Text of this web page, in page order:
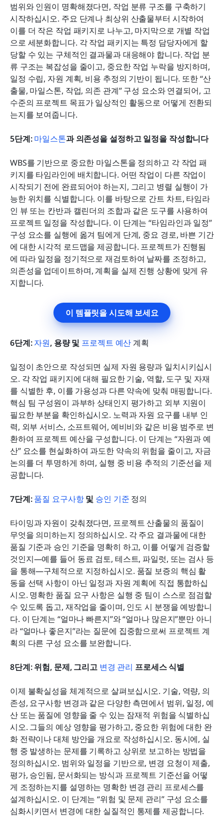
범위와 인원이 명확해졌다면, 작업 분류 구조를 구축하기
시작하십시오. 주요 단계나 최상위 산출물부터 시작하여
이를 더 작은 작업 패키지로 나누고, 마지막으로 개별 작업
으로 세분화합니다. 각 작업 패키지는 특정 담당자에게 할
당할 수 있는 구체적인 결과물과 대응해야 합니다. 작업 분
류 구조는 복잡성을 줄이고, 중요한 작업 누락을 방지하며,
일정 수립, 자원 계획, 비용 추정의 기반이 됩니다. 또한 “산
출물, 마일스톤, 작업, 의존 관계” 구성 요소와 연결되어, 고
수준의 프로젝트 목표가 일상적인 활동으로 어떻게 전환되
는지를 보여줍니다.
5단계: 마일스톤과 의존성을 설정하고 일정을 작성합니다
WBS를 기반으로 중요한 마일스톤을 정의하고 각 작업 패
키지를 타임라인에 배치합니다. 어떤 작업이 다른 작업이
시작되기 전에 완료되어야 하는지, 그리고 병렬 실행이 가
능한 위치를 식별합니다. 이를 바탕으로 간트 차트, 타임라
인 뷰 또는 칸반과 캘린더의 조합과 같은 도구를 사용하여
프로젝트 일정을 작성합니다. 이 단계는 “타임라인과 일정”
구성 요소를 실행에 옮겨 팀에게 단계, 중요 경로, 바쁜 기간
에 대한 시각적 로드맵을 제공합니다. 프로젝트가 진행됨
에 따라 일정을 정기적으로 재검토하여 날짜를 조정하고,
의존성을 업데이트하며, 계획을 실제 진행 상황에 맞게 유
지합니다.
이 템플릿을 시도해 보세요
6단계: 자원, 용량 및 프로젝트 예산 계획
일정이 초안으로 작성되면 실제 자원 용량과 일치시키십시
오. 각 작업 패키지에 대해 필요한 기술, 역할, 도구 및 자재
를 식별한 후, 이를 가용성과 다른 약속에 맞춰 매핑합니다.
핵심 팀 구성원이 과부하 상태인지 평가하고 외부 지원이
필요한 부분을 확인하십시오. 노력과 자원 요구를 내부 인
력, 외부 서비스, 소프트웨어, 예비비와 같은 비용 범주로 변
환하여 프로젝트 예산을 구성합니다. 이 단계는 “자원과 예
산” 요소를 현실화하여 과도한 약속의 위험을 줄이고, 자금
논의를 더 투명하게 하며, 실행 중 비용 추적의 기준선을 제
공합니다.
7단계: 품질 요구사항 및 승인 기준 정의
타이밍과 자원이 갖춰졌다면, 프로젝트 산출물의 품질이
무엇을 의미하는지 정의하십시오. 각 주요 결과물에 대한
품질 기준과 승인 기준을 명확히 하고, 이를 어떻게 검증할
것인지—예를 들어 동료 검토, 테스트, 파일럿, 또는 검사 등
을 통해—구체적으로 지정하십시오. 품질 보증의 핵심 활
동을 선택 사항이 아닌 일정과 자원 계획에 직접 통합하십
시오. 명확한 품질 요구 사항은 실행 중 팀이 스스로 점검할
수 있도록 돕고, 재작업을 줄이며, 인도 시 분쟁을 예방합니
다. 이 단계는 “얼마나 빠른지”와 “얼마나 많은지”뿐만 아니
라 “얼마나 좋은지”라는 질문에 집중함으로써 프로젝트 계
획의 다른 구성 요소를 보완합니다.
8단계: 위험, 문제, 그리고 변경 관리 프로세스 식별
이제 불확실성을 체계적으로 살펴보십시오. 기술, 역량, 의
존성, 요구사항 변경과 같은 다양한 측면에서 범위, 일정, 예
산 또는 품질에 영향을 줄 수 있는 잠재적 위험을 식별하십
시오. 그들의 예상 영향을 평가하고, 중요한 위험에 대한 완
화 전략이나 대체 방안을 개요로 작성하십시오. 동시에, 실
행 중 발생하는 문제를 기록하고 상위로 보고하는 방법을
정의하십시오. 범위와 일정을 기반으로, 변경 요청이 제출,
평가, 승인됨, 문서화되는 방식과 프로젝트 기준선을 어떻
게 조정하는지를 설명하는 명확한 변경 관리 프로세스를
설계하십시오. 이 단계는 “위험 및 문제 관리” 구성 요소를
심화시키면서 변경에 대한 실질적인 통제를 제공합니다.